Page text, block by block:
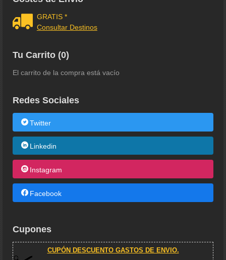
GRATIS *
Consultar Destinos
Tu Carrito (0)
El carrito de la compra está vacío
Redes Sociales
Twitter
Linkedin
Instagram
Facebook
Cupones
CUPÓN DESCUENTO GASTOS DE ENVIO.